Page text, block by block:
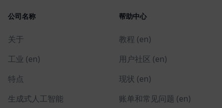
公司名称
关于
工业 (en)
特点
生成式人工智能
帮助中心
教程 (en)
用户社区 (en)
现状 (en)
账单和常见问题 (en)